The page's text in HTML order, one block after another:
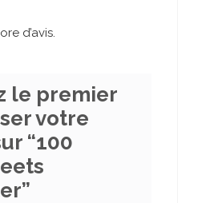
d’avis.
le premier
votre
“100